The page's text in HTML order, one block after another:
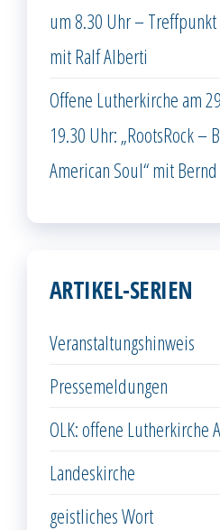
um 8.30 Uhr –
mit Ralf Alberti
Offene Lutherkirche am
19.30 Uhr: „RootsRock –
American Soul“ mit
ARTIKEL-SERIEN
Veranstaltungshinweis
Pressemeldungen
OLK: offene Lutherkirche
Landeskirche
geistliches Wort